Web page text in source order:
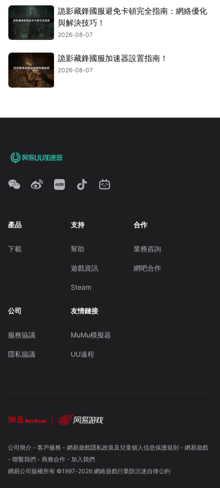
詭影藏鋒國服避免卡頓完全指南：網絡優化
與解決技巧！
2026-08-07
詭影藏鋒國服加速器設置指南！
2026-08-07
產品
下載
支持
幫助
遊戲資訊
Steam
合作
業務咨詢
網吧合作
公司
服務協議
隱私協議
友情鏈接
MuMu模擬器
UU遠程
公司簡介- 客戶服務 - 網易遊戲隱私政策及兒童個人信息保護規則 - 網易遊戲
- 聯繫我們- 商務合作- 加入我們
網易公司版權所有 ©1997-2026 網絡遊戲行業防沉迷自律公約